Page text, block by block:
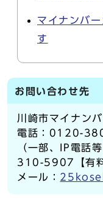
マイナンバ
す
お問い合わせ先
川崎市マイナン
電話：0120-
（一部、IP電話
310-5907【有料
メール：